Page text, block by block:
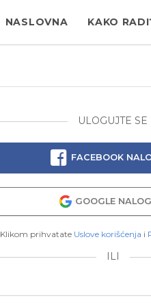
NASLOVNA KAKO
ULOGUJTE SE
FACEBOOK
GOOGLE
Klikom prihvatate Uslove korišćenja i
ILI